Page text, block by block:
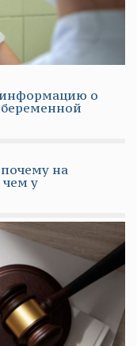
о
беременной
на
у